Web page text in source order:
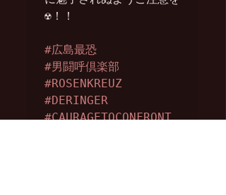
☢️！！
#広島最恐
#男闘呼倶楽部
#ROSENKREUZ
#DERINGER
#CAURAGETOCONFRONT